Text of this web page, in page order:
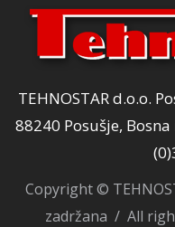
TEHNOSTAR d.o.o.
88240 Posušje,
Copyright ©
zadržana / All